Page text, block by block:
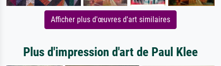
Afficher plus d'œuvres d'art similaires
Plus d'impression d'art de Paul Klee